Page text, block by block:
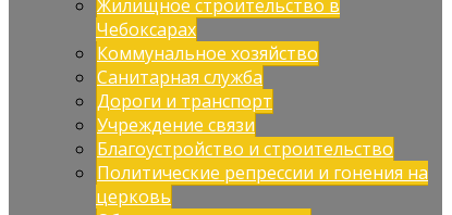
Жилищное строительство в
Чебоксарах
Коммунальное хозяйство
Санитарная служба
Дороги и транспорт
Учреждение связи
Благоустройство и строительство
Политические репрессии и гонения на
церковь